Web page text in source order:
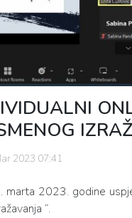
2023 07:41
2023. godine
”.